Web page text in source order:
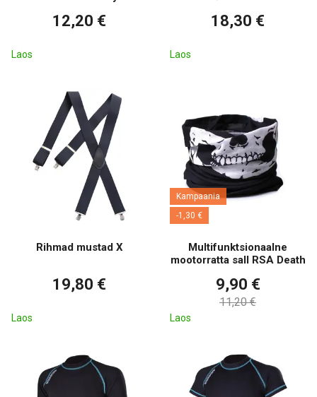
12,20 €
Laos
18,30 €
Laos
Rihmad mustad X
19,80 €
Laos
Kampaania
-1,30 €
Multifunktsionaalne
mootorratta sall RSA Death
9,90 €
11,20 €
Laos